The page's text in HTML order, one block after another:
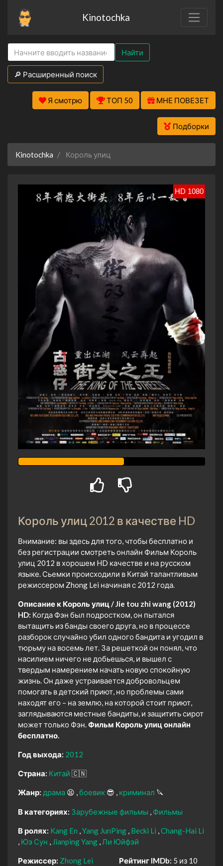
Kinotochka
Найти
🔎 Расширенный поиск
Я смотрю ТОП 50 МНЕ ПОВЕЗЕТ
Подборки
Kinotochka Король улиц
HD 1080
Король улиц 2012 в качестве HD
Внимание: вы здесь для того, чтобы бесплатно и
без регистрации смотреть онлайн Фильм Король
улиц 2012 в хорошем HD качестве и на русском
языке. Сьемки происходили в Китай талантливым
режиссером Zhong Lei начиная с 2012 года.
Описание к Король улиц / Jie tou zhi wang (2012)
HD: Когда Фэн был подростком, он пытался
вытащить из банды своего друга, но в процессе
разборок случайно убил одного бандита и угодил в
тюрьму на восемь лет. За решеткой он понял, что
насилием ничего не добьешься, и вышел с
твердым намерением начать новую спокойную
жизнь. Он даже устраивается добровольцем
помогать в детский приют, но проблемы сами
находят его – на землю, на которой стоит приют,
заглядываются местные бандиты, и защитить сирот
может только Фэн.Фильм Король улиц онлайн
бесплатно.
Год выхода: 2012
Страна: Китай 🇨🇳
Жанр: драма 😫 боевик 😎 криминал 🔪
В категориях: Зарубежные фильмы Фильмы
В ролях: Kang En Yang JunPing Becki Li Chang-Hai Li
Юэ Сун
Jianping Yang Ли Юйфэй
Режиссер: Zhong Lei Рейтинг IMDb: 5 из 10